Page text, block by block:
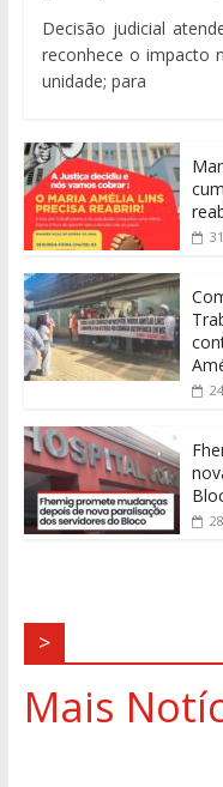
Decisão judicial
reconhece o impacto
unidade; para
>
Mais